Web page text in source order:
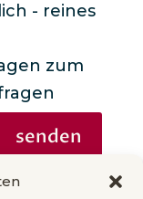
- reines
zum
senden